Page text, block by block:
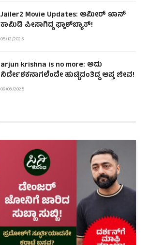
Jailer2 Movie Updates: ಆಮೀರ್ ಖಾನ್
ಕಾಮಿಡಿ ಪೀಸಾಗಿದ್ದ ಫ್ಲಾಶ್‌ಬ್ಯಾಕ್!
05/12/2025
arjun krishna is no more: ಅದು
ನಿರ್ದೇಶಕನಾಗಲೆಂದೇ ಹುಟ್ಟಿದಂತಿದ್ದ ಆಪ್ತ ಜೀವ!
09/03/2025